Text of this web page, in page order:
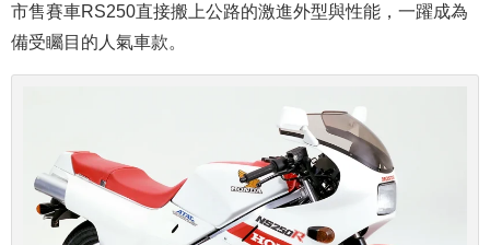
市售賽車RS250直接搬上公路的激進外型與性能，一躍成為
備受矚目的人氣車款。